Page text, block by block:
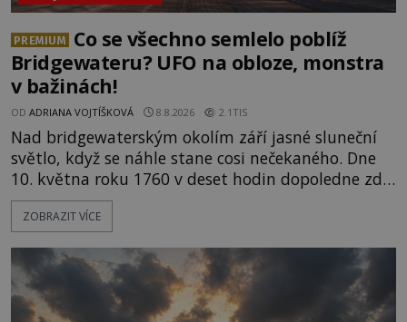
PREMIUM
Co se všechno semlelo poblíž
Bridgewateru? UFO na obloze, monstra
v bažinách!
OD ADRIANA VOJTÍŠKOVÁ 8.8.2026 2.1TIS
Nad bridgewaterským okolím září jasné sluneční
světlo, když se náhle stane cosi nečekaného. Dne
10. května roku 1760 v deset hodin dopoledne zde
dojde k vůbec prvnímu historicky doloženému
přeletu UFO. Podle záznamů vyzařuje takové
jen o nějaký optický klam, nebo se zde skutečně
právě vznáší mimozemská loď
ZOBRAZIT VÍCE